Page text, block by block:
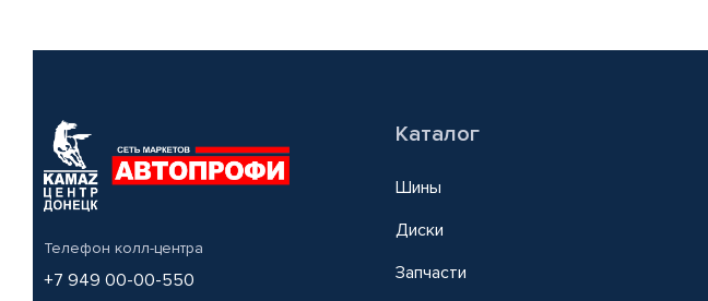
Телефон колл-центра
+7 949 00-00-550
Каталог
Шины
Диски
Запчасти